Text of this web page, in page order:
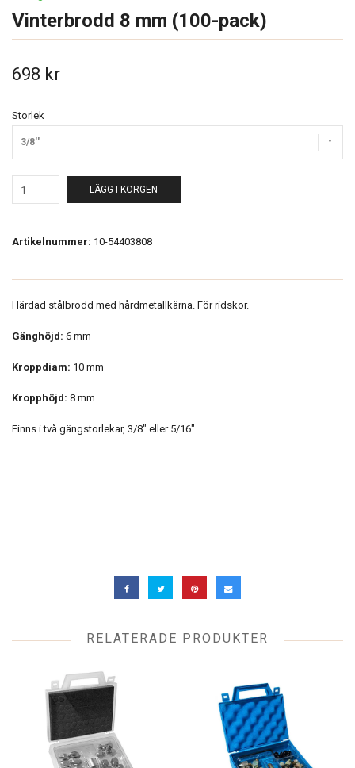
Vinterbrodd 8 mm (100-pack)
698 kr
Storlek
3/8''
LÄGG I KORGEN
Artikelnummer: 10-54403808
Härdad stålbrodd med hårdmetallkärna. För ridskor.
Gänghöjd: 6 mm
Kroppdiam: 10 mm
Kropphöjd: 8 mm
Finns i två gängstorlekar, 3/8" eller 5/16"
RELATERADE PRODUKTER